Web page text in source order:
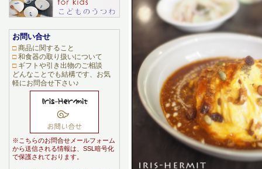
お問い合せ
□商品に関すること
□和食器の取り扱いについて
□ギフトや引き出物のご相談
どんなことでも結構です、お気
軽にお問合せ下さい♪
※こちらのお問合せメールフォーム
から送信される情報は、SSL暗号化
で保護されております。